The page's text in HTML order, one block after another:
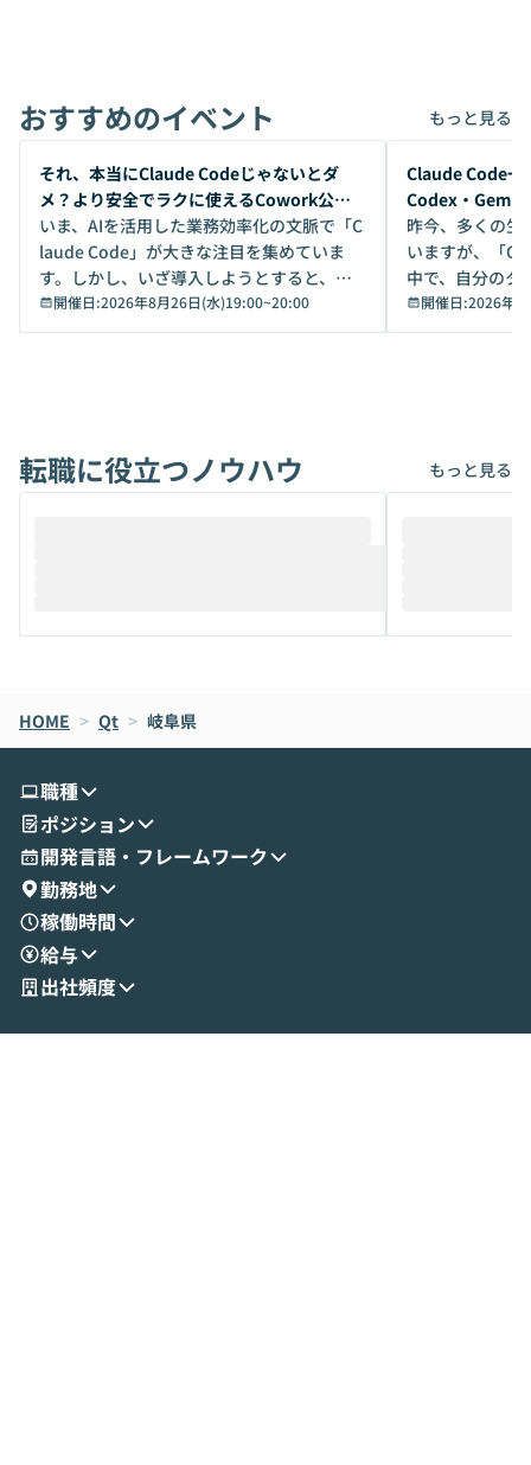
おすすめのイベント もっと見る
開催前
それ、本当にClaude Codeじゃないとダ
メ？より安全でラクに使えるCowork公開
デモ
いま、AIを活用した業務効率化の文脈で「C
laude Code」が大きな注目を集めていま
す。しかし、いざ導入しようとすると、セ
キュリティ面の懸念や権限管理のハードル
から、気軽に使えないケースも多いのでは
けでなく、想像以上の範囲まで自動化でき
ることは、まだあまり知られていません。
メルカリでの判断基準をもとに「なぜClau
oworkの基本的な機能をご紹介いただきま
す。 続く公開デモでは、実際にCoworkを
せいただきます。数分でワークフローが完
成する手軽さや、Gmail等の外部サービス
とセキュアに連携できるポイントなど、実
演を通じて具体的なイメージをお届けしま
す。 後半のディスカッションでは、セキュ
リティの考え方や社内導入の進め方など、
現場目線でさらに深掘りしていきます。
「自分の業務をAIで自動化してみたいけ
いう方にこそ参加いただきたいイベントで
開催日:2026年8月26日(水)19:00~20:00
開催前
Claude Code一
Codex・
昨今、多くの生
いますが、「
中で、自分のタ
いいのか」を自
か？ 「なんとなく誰かが良いと言っていた
は、評判では
ているAIを選ぶこ
それぞれの本当
ント構築の最前
開催日:2026年8
転職に役立つノウハウ もっと見る
HOME > Qt > 岐阜県
職種
ポジション
開発言語・フレームワーク
勤務地
稼働時間
給与
出社頻度